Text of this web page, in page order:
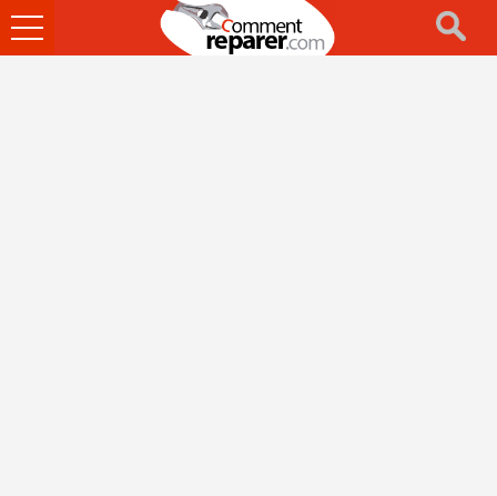
Ouvrir
le